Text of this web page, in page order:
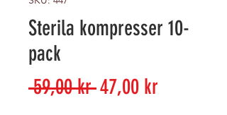
Sterila kompresser 10-
pack
59,00 kr Ordinarie
47,00 kr